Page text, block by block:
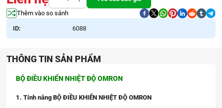
Thêm vào so sánh
ID: 6088
THÔNG TIN SẢN PHẨM
BỘ ĐIỀU KHIỂN NHIỆT ĐỘ OMRON
1. Tính năng BỘ ĐIỀU KHIỂN NHIỆT ĐỘ OMRON